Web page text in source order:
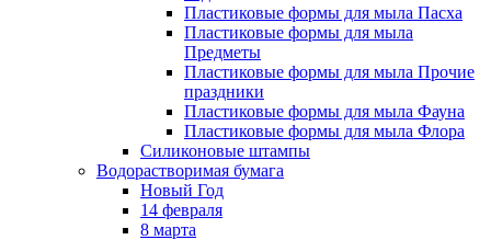
Пластиковые формы для мыла Пасха
Пластиковые формы для мыла
Предметы
Пластиковые формы для мыла Прочие
праздники
Пластиковые формы для мыла Фауна
Пластиковые формы для мыла Флора
Силиконовые штампы
Водорастворимая бумага
Новый Год
14 февраля
8 марта